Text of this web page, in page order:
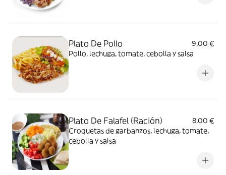
Plato De Pollo
9,00 €
Pollo, lechuga, tomate, cebolla y salsa
Plato De Falafel (Ración)
8,00 €
Croquetas de garbanzos, lechuga, tomate,
cebolla y salsa